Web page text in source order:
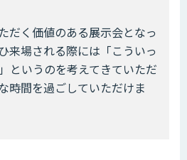
だく価値のある展示会となっ
来場される際には「こういっ
というのを考えてきていただ
時間を過ごしていただけま